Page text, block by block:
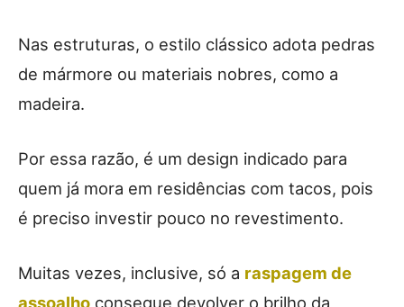
Nas estruturas, o estilo clássico adota pedras
de mármore ou materiais nobres, como a
madeira.
Por essa razão, é um design indicado para
quem já mora em residências com tacos, pois
é preciso investir pouco no revestimento.
Muitas vezes, inclusive, só a raspagem de
assoalho consegue devolver o brilho da